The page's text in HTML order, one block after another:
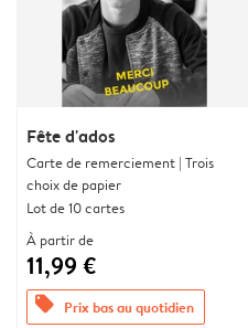
Fête d'ados
Carte de remerciement | Trois
choix de papier
Lot de 10 cartes
À partir de
11,99 €
offers Prix bas au quotidien